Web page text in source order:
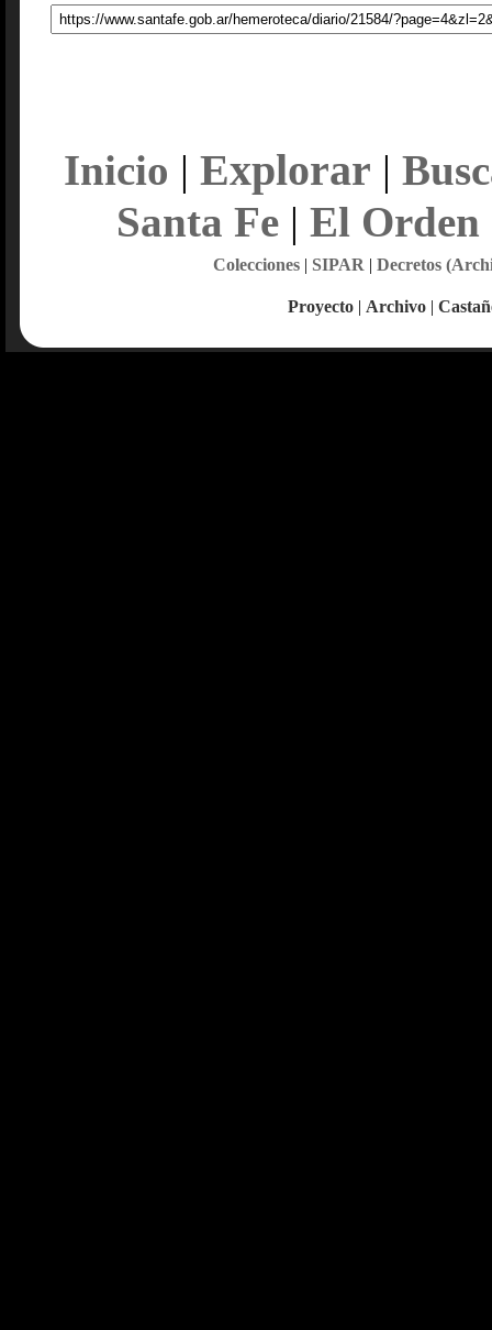
Inicio | Explorar |
Santa Fe| El Orden
Colecciones| SIPAR | Decretos
Proyecto | Archivo |